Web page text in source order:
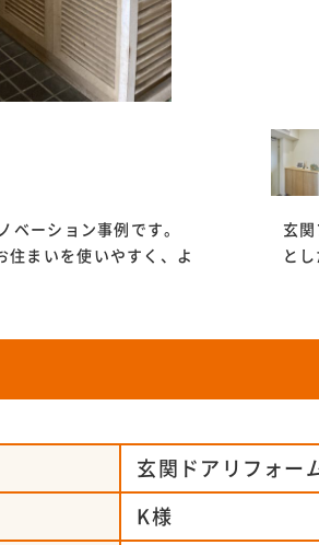
ベーション事例です。
住まいを使いやすく、よ
玄
とし
玄関ドアリフォー
K様